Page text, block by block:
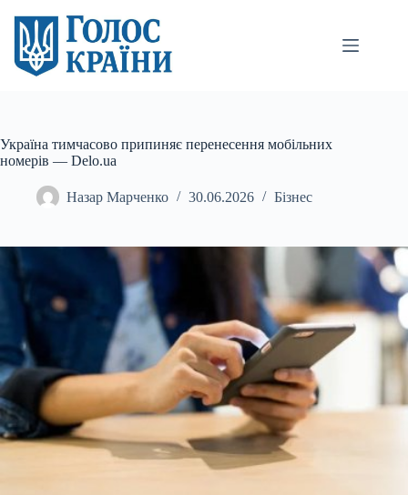
вмісту
Україна тимчасово припиняє перенесення мобільних
номерів — Delo.ua
Назар Марченко 30.06.2026 Бізнес